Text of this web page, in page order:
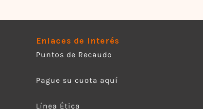
Enlaces de interés
Puntos de Recaudo
Pague su cuota aquí
Línea Ética